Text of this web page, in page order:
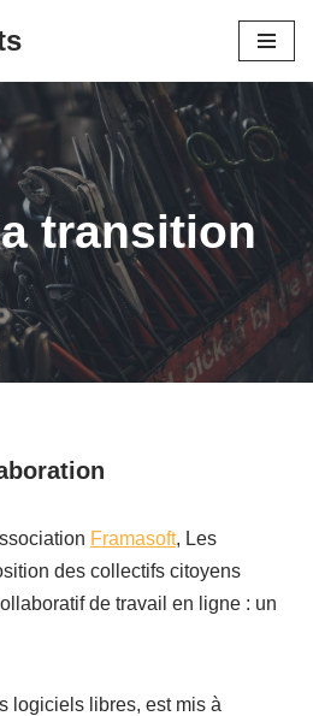
transition
Framasoft, Les
des collectifs citoyens
de travail en ligne : un
logiciels libres, est mis à